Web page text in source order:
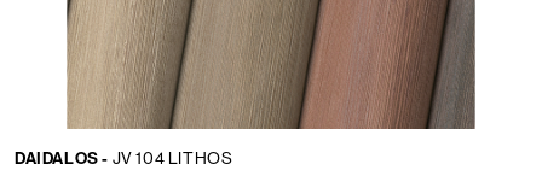
DAIDALOS - JV 104 LITHOS